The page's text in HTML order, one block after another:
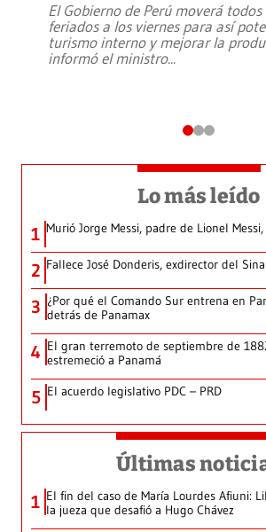
El Gobierno de Perú moverá todos
feriados a los viernes para así
turismo interno y mejorar la
informó el ministro...
Lo más leído
1 Murió Jorge Messi, padre de Lionel
2 Fallece José Donderis, exdirector del
3 ¿Por qué el Comando Sur entrena en
detrás de Panamax
4 El gran terremoto de septiembre de
estremeció a Panamá
5 El acuerdo legislativo PDC – PRD
Últimas
1 El fin del caso de María Lourdes Afiuni:
la jueza que desafió a Hugo Chávez